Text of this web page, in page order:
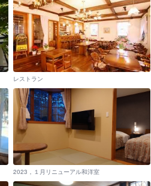
レストラン
2023，１月リニューアル和洋室